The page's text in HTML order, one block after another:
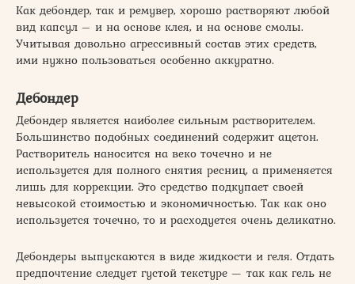
Как дебондер, так и ремувер, хорошо растворяют любой
вид капсул – и на основе клея, и на основе смолы.
Учитывая довольно агрессивный состав этих средств,
ими нужно пользоваться особенно аккуратно.
Дебондер
Дебондер является наиболее сильным растворителем.
Большинство подобных соединений содержит ацетон.
Растворитель наносится на веко точечно и не
используется для полного снятия ресниц, а применяется
лишь для коррекции. Это средство подкупает своей
невысокой стоимостью и экономичностью. Так как оно
используется точечно, то и расходуется очень деликатно.
Дебондеры выпускаются в виде жидкости и геля. Отдать
предпочтение следует густой текстуре — так как гель не